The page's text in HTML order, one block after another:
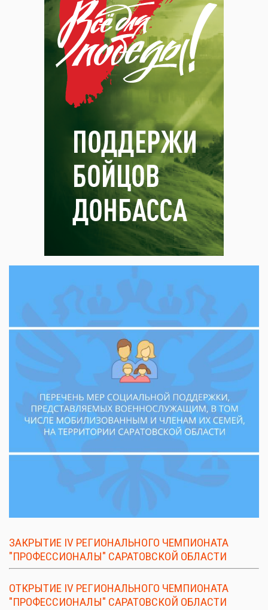
ЗАКРЫТИЕ IV РЕГИОНАЛЬНОГО ЧЕМПИОНАТА
"ПРОФЕССИОНАЛЫ" САРАТОВСКОЙ ОБЛАСТИ
ОТКРЫТИЕ IV РЕГИОНАЛЬНОГО ЧЕМПИОНАТА
"ПРОФЕССИОНАЛЫ" САРАТОВСКОЙ ОБЛАСТИ